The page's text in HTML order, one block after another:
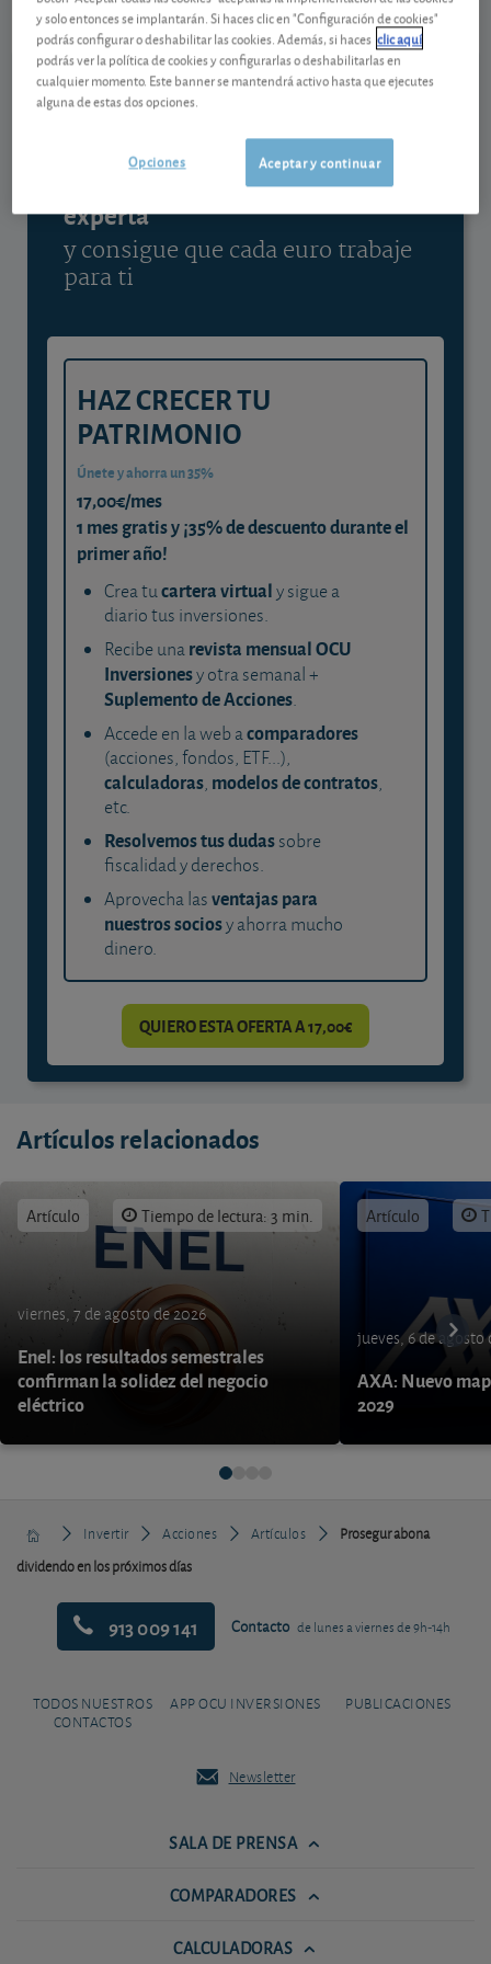
Ver detalladamente
Contenido reservado a SOCIOS
Gestiona tu dinero con visión
experta
y consigue que cada euro trabaje
para ti
HAZ CRECER TU
PATRIMONIO
Únete y ahorra un 35%
17,00€/mes
1 mes gratis y ¡35% de descuento durante el
primer año!
Crea tucartera virtualy sigue a
diario tus inversiones.
Recibe unarevista mensual OCU
Inversionesy otra semanal +
Suplemento de Acciones.
Accede en la web acomparadores
(acciones, fondos, ETF...),
calculadoras, modelos de contratos,
etc.
Resolvemos tus dudassobre
fiscalidad y derechos.
Aprovecha lasventajas para
nuestros sociosy ahorra mucho
dinero.
QUIERO ESTA OFERTA A 17,00€
Artículos relacionados
Artículo Tiempo de lectura: 3 min.
viernes, 7 de agosto de 2026
Enel: los resultados semestrales
confirman la solidez del negocio
eléctrico
Artículo
jueves, 6 de agosto
AXA: Nuevo
2029
Invertir Acciones Artículos
Prosegur abona
dividendo en los próximos días
913 009 141 Contacto de lunes a viernes de 9h-14h
TODOS NUESTROS
CONTACTOS
APP OCU INVERSIONES PUBLICACIONES
Newsletter
SALA DE PRENSA
COMPARADORES
CALCULADORAS
y solo entonces se implantarán. Si haces clic en "Configuración de cookies"
podrás configurar o deshabilitar las cookies. Además, si haces clic aquí
podrás ver la política de cookies y configurarlas o deshabilitarlas en
cualquier momento. Este banner se mantendrá activo hasta que ejecutes
alguna de estas dos opciones.
Aceptar y continuar
Opciones